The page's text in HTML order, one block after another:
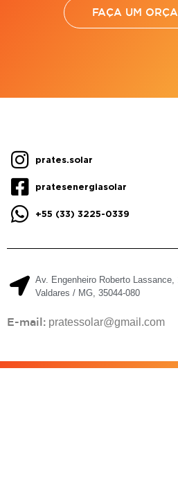
FAÇA UM
prates.solar
pratesenergiasolar
+55 (33) 3225-0339
Av. Engenheiro Roberto
Valdares / MG, 35044-080
E-mail: pratessolar@gmail.com